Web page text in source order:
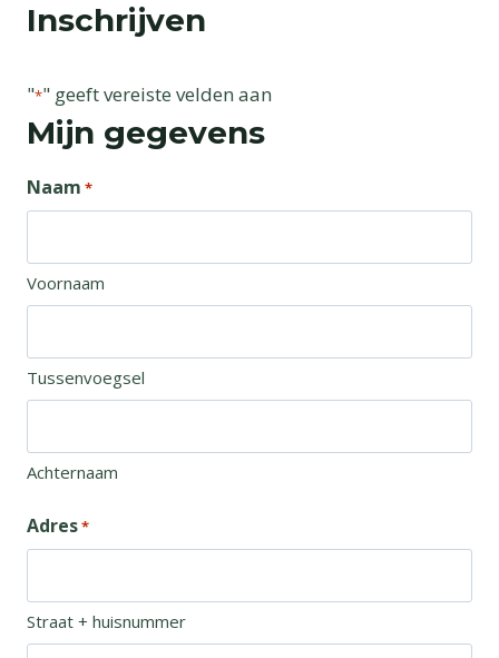
Inschrijven
"*" geeft vereiste velden aan
Mijn gegevens
Naam *
Voornaam
Tussenvoegsel
Achternaam
Adres*
Straat + huisnummer